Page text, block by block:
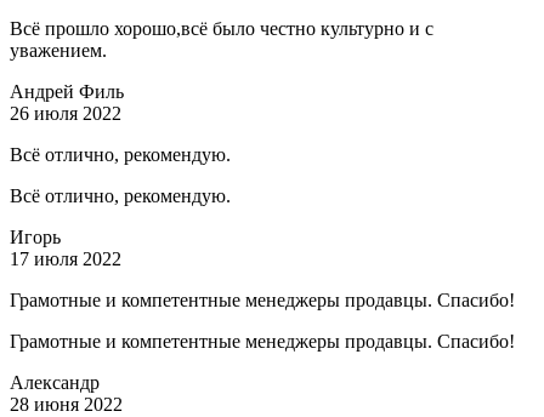
Всё прошло хорошо,всё было честно культурно и с
уважением.
Андрей Филь
26 июля 2022
Всё отлично, рекомендую.
Всё отлично, рекомендую.
Игорь
17 июля 2022
Грамотные и компетентные менеджеры продавцы. Спасибо!
Грамотные и компетентные менеджеры продавцы. Спасибо!
Александр
28 июня 2022